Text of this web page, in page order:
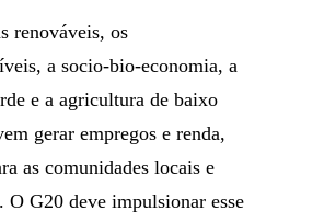
renováveis, os
a socio-bio-economia, a
e a agricultura de baixo
gerar empregos e renda,
as comunidades locais e
O G20 deve impulsionar esse